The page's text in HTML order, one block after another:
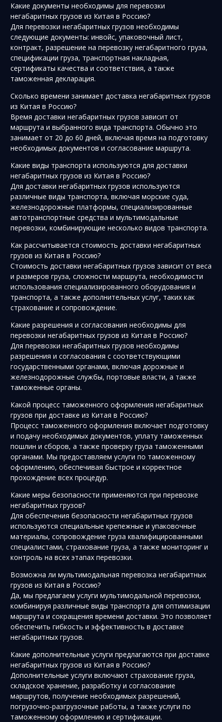
Какие документы необходимы для перевозки
негабаритных грузов из Китая в Россию?
Для перевозки негабаритных грузов необходимы
следующие документы: инвойс, упаковочный лист,
контракт, разрешение на перевозку негабаритного груза,
спецификации груза, транспортная накладная,
сертификаты качества и соответствия, а также
таможенная декларация.
Сколько времени занимает доставка негабаритных грузов
из Китая в Россию?
Время доставки негабаритных грузов зависит от
маршрута и выбранного вида транспорта. Обычно это
занимает от 20 до 60 дней, включая время на подготовку
необходимых документов и согласование маршрута.
Какие виды транспорта используются для доставки
негабаритных грузов из Китая в Россию?
Для доставки негабаритных грузов используются
различные виды транспорта, включая морские суда,
железнодорожные платформы, специализированные
автотранспортные средства и мультимодальные
перевозки, комбинирующие несколько видов транспорта.
Как рассчитывается стоимость доставки негабаритных
грузов из Китая в Россию?
Стоимость доставки негабаритных грузов зависит от веса
и размеров груза, сложности маршрута, необходимости
использования специализированного оборудования и
транспорта, а также дополнительных услуг, таких как
страхование и сопровождение.
Какие разрешения и согласования необходимы для
перевозки негабаритных грузов из Китая в Россию?
Для перевозки негабаритных грузов необходимы
разрешения и согласования с соответствующими
государственными органами, включая дорожные и
железнодорожные службы, портовые власти, а также
таможенные органы.
Какой процесс таможенного оформления негабаритных
грузов при доставке из Китая в Россию?
Процесс таможенного оформления включает подготовку
и подачу необходимых документов, уплату таможенных
пошлин и сборов, а также проверку груза таможенными
органами. Мы предоставляем услуги по таможенному
оформлению, обеспечивая быстрое и корректное
прохождение всех процедур.
Какие меры безопасности применяются при перевозке
негабаритных грузов?
Для обеспечения безопасности негабаритных грузов
используются специальные крепежные и упаковочные
материалы, сопровождение груза квалифицированными
специалистами, страхование груза, а также мониторинг и
контроль на всех этапах перевозки.
Возможна ли мультимодальная перевозка негабаритных
грузов из Китая в Россию?
Да, мы предлагаем услуги мультимодальной перевозки,
комбинируя различные виды транспорта для оптимизации
маршрута и сокращения времени доставки. Это позволяет
обеспечить гибкость и эффективность в доставке
негабаритных грузов.
Какие дополнительные услуги предлагаются при доставке
негабаритных грузов из Китая в Россию?
Дополнительные услуги включают страхование груза,
складское хранение, разработку и согласование
маршрутов, получение необходимых разрешений,
погрузочно-разгрузочные работы, а также услуги по
таможенному оформлению и сертификации.